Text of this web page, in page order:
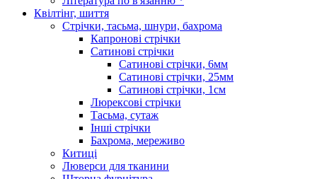
Квілтінг, шиття
Стрічки, тасьма, шнури, бахрома
Капронові стрічки
Сатинові стрічки
Сатинові стрічки, 6мм
Сатинові стрічки, 25мм
Сатинові стрічки, 1см
Люрексові стрічки
Тасьма, сутаж
Інші стрічки
Бахрома, мереживо
Китиці
Люверси для тканини